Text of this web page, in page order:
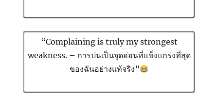
“Complaining is truly my strongest
weakness. – การบ่นเป็นจุดอ่อนที่แข็งแกร่งที่สุด
ของฉันอย่างแท้จริง”